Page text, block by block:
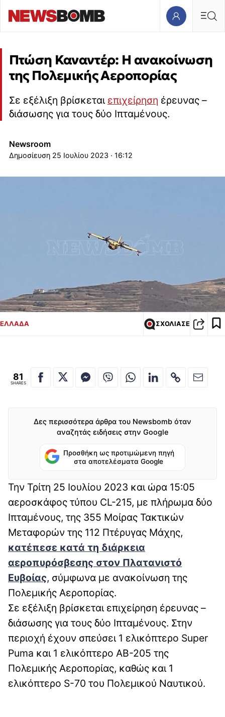
Πτώση Καναντέρ: Η ανακοίνωση
της Πολεμικής Αεροπορίας
Σε εξέλιξη βρίσκεται επιχείρηση έρευνας –
διάσωσης για τους δύο Ιπταμένους.
Newsroom
25 Ιουλίου 2023 · 16:12
ΕΛΛΑΔΑ ΣΧΟΛΙΑΣΕ
81
SHARES
Δες περισσότερα άρθρα του Newsbomb όταν
αναζητάς ειδήσεις στην Google
Προσθήκη ως προτιμώμενη πηγή
στα αποτελέσματα Google
Την Τρίτη 25 Ιουλίου 2023 και ώρα 15:05
αεροσκάφος τύπου CL-215, με πλήρωμα δύο
Ιπταμένους, της 355 Μοίρας Τακτικών
Μεταφορών της 112 Πτέρυγας Μάχης,
κατέπεσε κατά τη διάρκεια
αεροπυρόσβεσης στον Πλατανιστό
Ευβοίας, σύμφωνα με ανακοίνωση της
Πολεμικής Αεροπορίας.
Σε εξέλιξη βρίσκεται επιχείρηση έρευνας –
διάσωσης για τους δύο Ιπταμένους. Στην
περιοχή έχουν σπεύσει 1 ελικόπτερο Super
Puma και 1 ελικόπτερο ΑΒ-205 της
Πολεμικής Αεροπορίας, καθώς και 1
ελικόπτερο S-70 του Πολεμικού Ναυτικού.